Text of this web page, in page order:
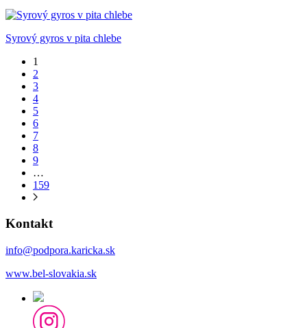
Syrový gyros v pita chlebe
1
2
3
4
5
6
7
8
9
…
159
Kontakt
info@podpora.karicka.sk
www.bel-slovakia.sk